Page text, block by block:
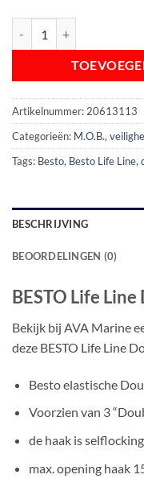
Artikelnummer: 20613113
Categorieën: M.O.B.,
Tags: Besto, Besto Life Line,
BESCHRIJVING
BEOORDELINGEN (0)
BESTO Life
Bekijk bij AVA Marine
deze BESTO Life Line
Besto elastische
Voorzien van 3
de haak is
max. opening haak